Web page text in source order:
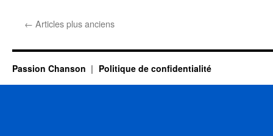
← Articles plus anciens
Passion Chanson Politique de confidentialité